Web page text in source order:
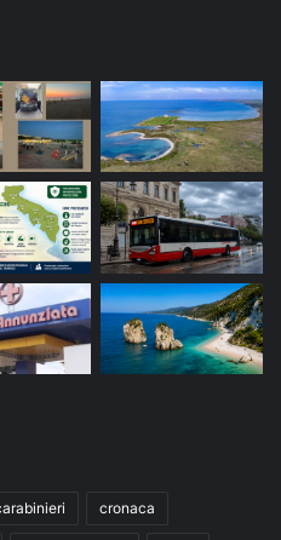
cronaca